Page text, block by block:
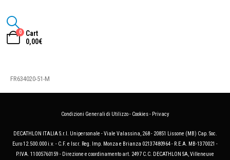
0
Cart
0,00€
FR634020-51-M
Condizioni Generali di Utilizzo- Cookies- Privacy
DECATHLON ITALIA S.r.l. Unipersonale - Viale Valassina, 268 - 20851 Lissone (MB) Cap. Soc.
Euro 12.500.000 i.v. - C.F. e Iscr. Reg. Imp. Monza e Brianza 02137480964 - R.E.A. MB-1370021 -
P.IVA. 11005760159 - Direzione e coordinamento art. 2497 C.C. DECATHLON SA, Villeneuve